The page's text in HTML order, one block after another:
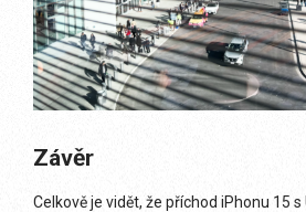
Závěr
Celkově je vidět, že příchod iPhonu 15 s